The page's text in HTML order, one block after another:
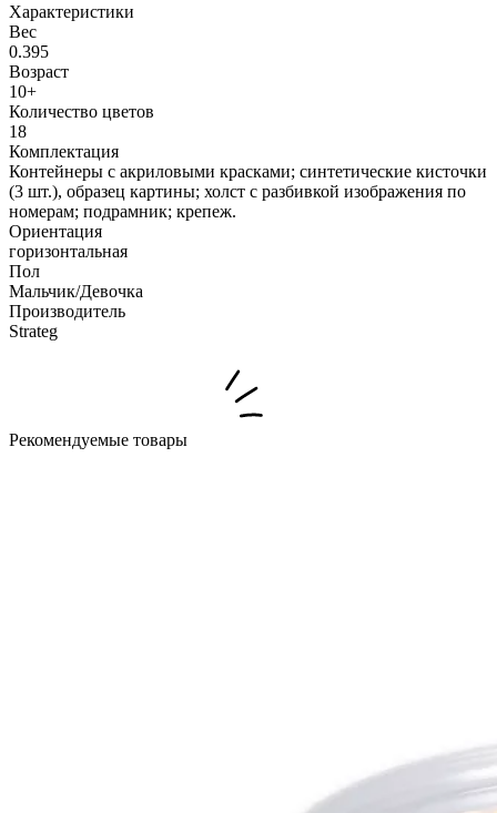
Характеристики
Вес
0.395
Возраст
10+
Количество цветов
18
Комплектация
Контейнеры с акриловыми красками; синтетические кисточки
(3 шт.), образец картины; холст с разбивкой изображения по
номерам; подрамник; крепеж.
Ориентация
горизонтальная
Пол
Мальчик/Девочка
Производитель
Strateg
Рекомендуемые товары